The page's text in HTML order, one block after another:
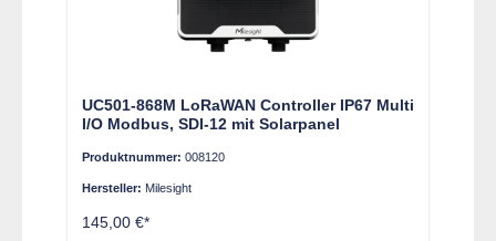
UC501-868M LoRaWAN Controller IP67 Multi
I/O Modbus, SDI-12 mit Solarpanel
Produktnummer: 008120
Hersteller: Milesight
145,00 €*